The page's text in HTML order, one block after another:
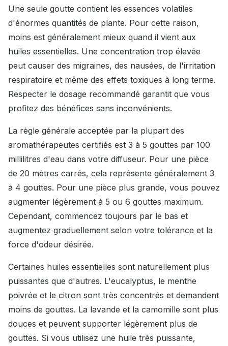
Une seule goutte contient les essences volatiles
d'énormes quantités de plante. Pour cette raison,
moins est généralement mieux quand il vient aux
huiles essentielles. Une concentration trop élevée
peut causer des migraines, des nausées, de l'irritation
respiratoire et même des effets toxiques à long terme.
Respecter le dosage recommandé garantit que vous
profitez des bénéfices sans inconvénients.
La règle générale acceptée par la plupart des
aromathérapeutes certifiés est 3 à 5 gouttes par 100
millilitres d'eau dans votre diffuseur. Pour une pièce
de 20 mètres carrés, cela représente généralement 3
à 4 gouttes. Pour une pièce plus grande, vous pouvez
augmenter légèrement à 5 ou 6 gouttes maximum.
Cependant, commencez toujours par le bas et
augmentez graduellement selon votre tolérance et la
force d'odeur désirée.
Certaines huiles essentielles sont naturellement plus
puissantes que d'autres. L'eucalyptus, le menthe
poivrée et le citron sont très concentrés et demandent
moins de gouttes. La lavande et la camomille sont plus
douces et peuvent supporter légèrement plus de
gouttes. Si vous utilisez une huile très puissante,